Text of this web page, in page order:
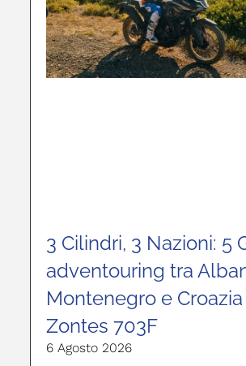
3 Cilindri, 3 Nazioni: 5
adventouring tra
Montenegro e
Zontes 703F
6 Agosto 2026